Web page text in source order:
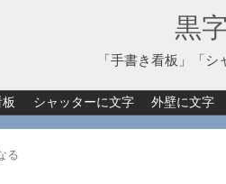
黒
「手書き看板」「
シャッターに文字 外壁に文字
る